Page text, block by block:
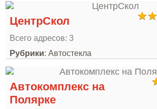
ЦентрСкол
Всего адресов: 3
Рубрики: Автостекла
Автокомплекс на
Полярке